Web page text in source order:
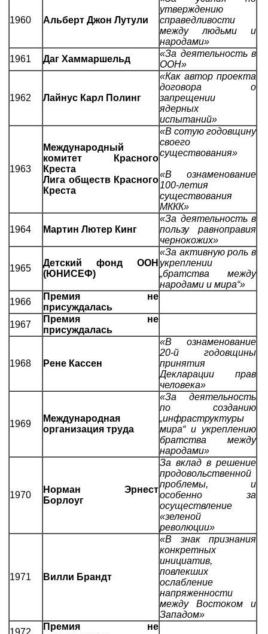
1960 Альберт Джон Лутули
утверждению
справедливости
между людьми и
народами»
1961
Даг Хаммаршельд
«За деятельность в
ООН»
1962 Лайнус Карл Полинг
«Как автор проекта
договора о
запрещении
ядерных
испытаний»
1963
Международный
комитет Красного
Креста
Лига обществ Красного
Креста
«В сотую годовщину
своего
существования»
«В ознаменование
100-летия
существования
МККК»
1964 Мартин Лютер Кинг
«За деятельность в
пользу равноправия
чернокожих»
1965
Детский фонд ООН
(ЮНИСЕФ)
«За активную роль в
укреплении
„братства между
народами и мира“»
1966
Премия не
присуждалась
1967
Премия не
присуждалась
1968 Рене Кассен
«В ознаменование
20-й годовщины
принятия
Декларации прав
человека»
1969
Международная
организация труда
«За деятельность
по созданию
„инфраструктуры
мира“ и укреплению
братства между
народами»
1970
Норман Эрнест
Борлоуг
За вклад в решение
продовольственной
проблемы, и
особенно за
осуществление
«зеленой
революции»
1971 Вилли Брандт
«В знак признания
конкретных
инициатив,
повлекших
ослабление
напряженности
между Востоком и
Западом»
1972
Премия не